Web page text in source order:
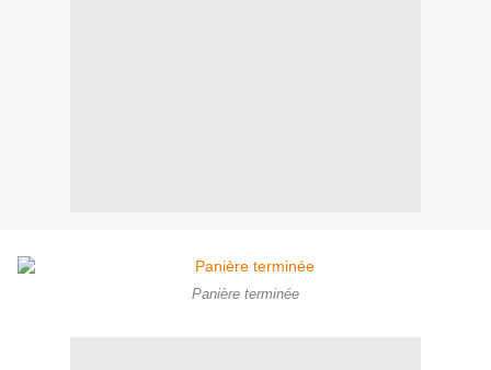
Panière terminée